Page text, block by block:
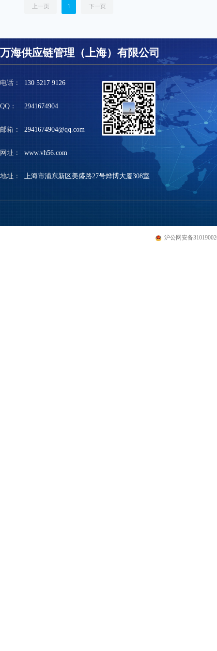
上一页 1 下一页
电话： 130 5217 9126
QQ： 2941674904
邮箱： 2941674904@qq.com
网址： www.vh56.com
地址： 上海市浦东新区美盛路27号烨博大厦308室
万海供应链管理（上海）有限公司
沪公网安备